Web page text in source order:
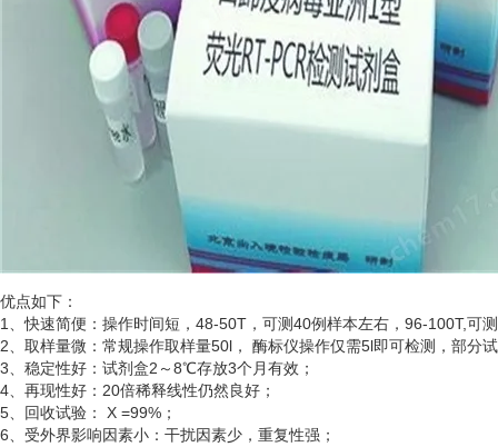
优点如下：
1、快速简便：操作时间短，48-50T，可测40例样本左右，96-100T,可
2、取样量微：常规操作取样量50l， 酶标仪操作仅需5l即可检测，部分
3、稳定性好：试剂盒2～8℃存放3个月有效；
4、再现性好：20倍稀释线性仍然良好；
5、回收试验： X =99%；
6、受外界影响因素小：干扰因素少，重复性强；